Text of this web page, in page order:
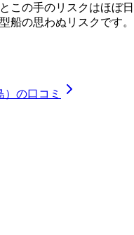
この手のリスクはほぼ日
船の思わぬリスクです。
の口コミ